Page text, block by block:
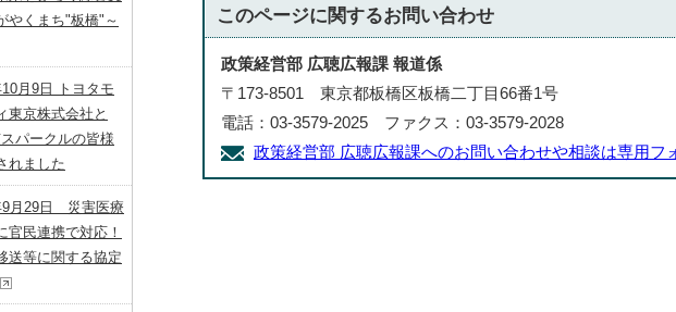
このページに関するお問い合わせ
政策経営部 広聴広報課 報道係
〒173-8501 東京都板橋区板橋二丁目66番1号
電話：03-3579-2025 ファクス：03-3579-2028
政策経営部 広聴広報課へのお問い合わせや相談は専用フ
やくまち"板橋"～
月9日 トヨタモ
東京株式会社と
パークルの皆様
れました
9月29日 災害医療
官民連携で対応！
送等に関する協定